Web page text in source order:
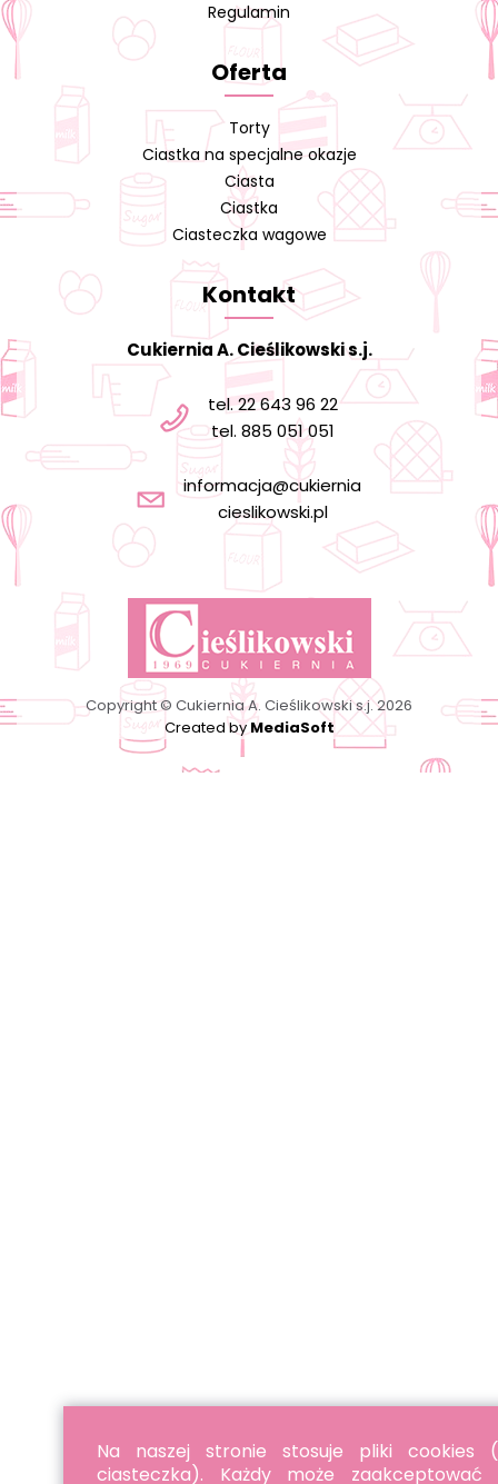
Regulamin
Oferta
Torty
Ciastka na specjalne okazje
Ciasta
Ciastka
Ciasteczka wagowe
Kontakt
Cukiernia A. Cieślikowski s.j.
tel. 22 643 96 22
tel. 885 051 051
informacja@cukiernia
cieslikowski.pl
Copyright © Cukiernia A. Cieślikowski s.j. 2026
Created byMediaSoft
Na naszej stronie stosuje pliki cookies
ciasteczka). Każdy może zaakceptować